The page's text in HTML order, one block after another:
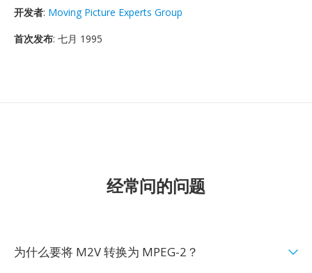
开发者: Moving Picture Experts Group
首次发布: 七月 1995
经常问的问题
为什么要将 M2V 转换为 MPEG-2？